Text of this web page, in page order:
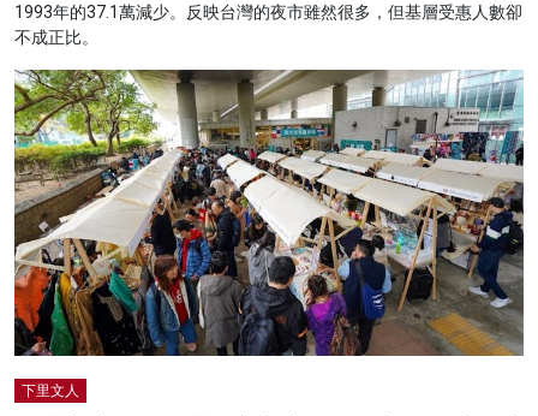
1993年的37.1萬減少。反映台灣的夜市雖然很多，但基層受惠人數卻
不成正比。
下里文人